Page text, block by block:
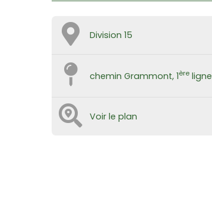
Division 15
chemin Grammont, 1ère ligne
Voir le plan